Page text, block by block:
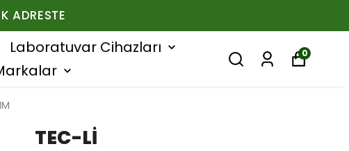
ADRESTE
Laboratuvar Cihazları
0
TEC-Lİ